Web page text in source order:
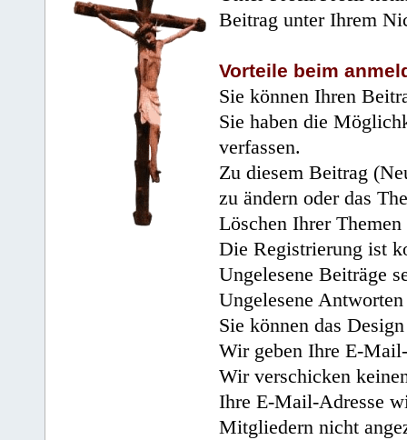
Beitrag unter Ihrem
Vorteile beim
Sie können Ihren
Sie haben die
verfassen.
Zu diesem Beitrag
zu ändern oder das
Löschen Ihrer
Die Registrierung ist
Ungelesene Beiträge
Ungelesene
Sie können das
Wir geben Ihre E-
Wir verschicken
Ihre E-Mail-Adresse
Mitgliedern nicht